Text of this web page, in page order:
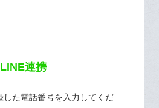
LINE連携
した電話番号を入力してくだ